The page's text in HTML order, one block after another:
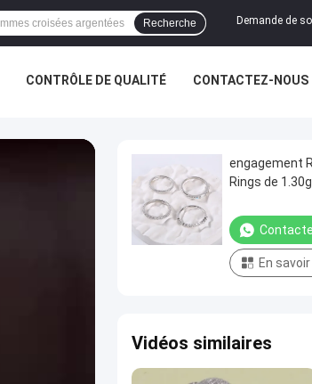
Demande de
Recherche
CONTRÔLE DE QUALITÉ CONTACTEZ-NOUS
engagement
Rings de
En
Vidéos similaires